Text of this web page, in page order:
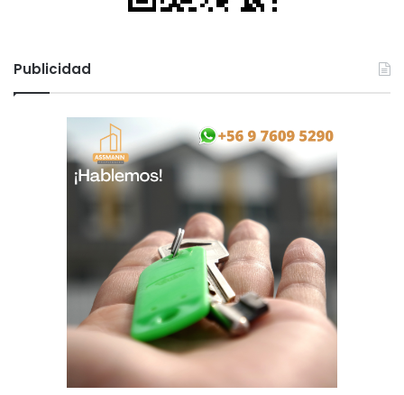
Publicidad